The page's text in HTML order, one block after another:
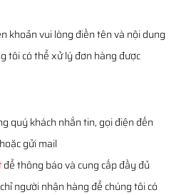
khoản vui lòng điền tên và nội dung
tôi có thể xử lý đơn hàng được
quý khách nhắn tin, gọi điện đến
hoặc gửi mail
để thông báo và cung cấp đầy đủ
người nhận hàng để chúng tôi có